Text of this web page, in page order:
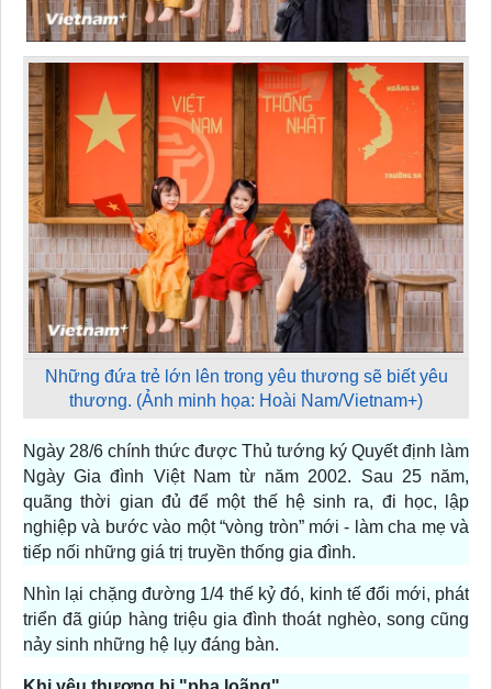
Những đứa trẻ lớn lên trong yêu thương sẽ biết yêu
thương. (Ảnh minh họa: Hoài Nam/Vietnam+)
Ngày 28/6 chính thức được Thủ tướng ký Quyết định làm
Ngày Gia đình Việt Nam từ năm 2002. Sau 25 năm,
quãng thời gian đủ để một thế hệ sinh ra, đi học, lập
nghiệp và bước vào một “vòng tròn” mới - làm cha mẹ và
tiếp nối những giá trị truyền thống gia đình.
Nhìn lại chặng đường 1/4 thế kỷ đó, kinh tế đổi mới, phát
triển đã giúp hàng triệu gia đình thoát nghèo, song cũng
nảy sinh những hệ lụy đáng bàn.